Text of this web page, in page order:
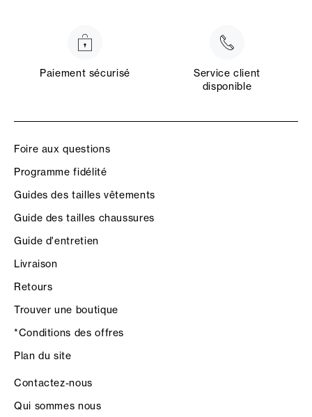
Paiement sécurisé
Service client
disponible
Foire aux questions
Programme fidélité
Guides des tailles vêtements
Guide des tailles chaussures
Guide d'entretien
Livraison
Retours
Trouver une boutique
*Conditions des offres
Plan du site
Contactez-nous
Qui sommes nous